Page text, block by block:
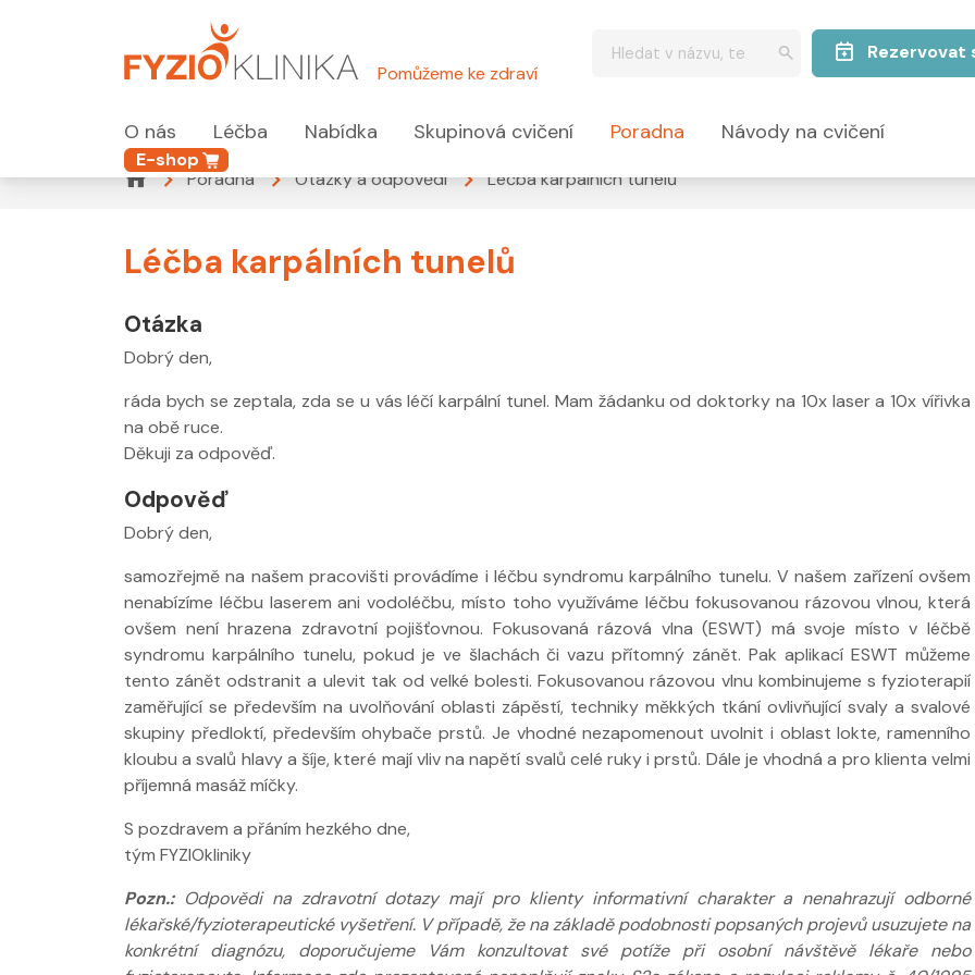
Pomůžeme ke zdraví
Rezervovat
O nás Léčba Nabídka Skupinová cvičení Poradna Návody na cvičení
E-shop
Poradna
Otázky a odpovědi Léčba karpálních tunelů
Léčba karpálních tunelů
Otázka
Dobrý den,
ráda bych se zeptala, zda se u vás léčí karpální tunel. Mam žádanku od doktorky na 10x laser a 10x vířivka
na obě ruce.
Děkuji za odpověď.
Odpověď
Dobrý den,
samozřejmě na našem pracovišti provádíme i léčbu syndromu karpálního tunelu. V našem zařízení ovšem
nenabízíme léčbu laserem ani vodoléčbu, místo toho využíváme léčbu fokusovanou rázovou vlnou, která
ovšem není hrazena zdravotní pojišťovnou. Fokusovaná rázová vlna (ESWT) má svoje místo v léčbě
syndromu karpálního tunelu, pokud je ve šlachách či vazu přítomný zánět. Pak aplikací ESWT můžeme
tento zánět odstranit a ulevit tak od velké bolesti. Fokusovanou rázovou vlnu kombinujeme s fyzioterapií
zaměřující se především na uvolňování oblasti zápěstí, techniky měkkých tkání ovlivňující svaly a svalové
skupiny předloktí, především ohybače prstů. Je vhodné nezapomenout uvolnit i oblast lokte, ramenního
kloubu a svalů hlavy a šíje, které mají vliv na napětí svalů celé ruky i prstů. Dále je vhodná a pro klienta velmi
příjemná masáž míčky.
S pozdravem a přáním hezkého dne,
tým FYZIOkliniky
Pozn.:Odpovědi na zdravotní dotazy mají pro klienty informativní charakter a nenahrazují odborné
lékařské/fyzioterapeutické vyšetření. V případě, že na základě podobnosti popsaných projevů usuzujete na
konkrétní diagnózu, doporučujeme Vám konzultovat své potíže při osobní návštěvě lékaře nebo
Nabídka léčby ve
FYZIOklinice
Nabídka léčby ve
FYZIOklinice
Nabídka
FYZIOklinice
Nabídka masáží
Nabídka masáží